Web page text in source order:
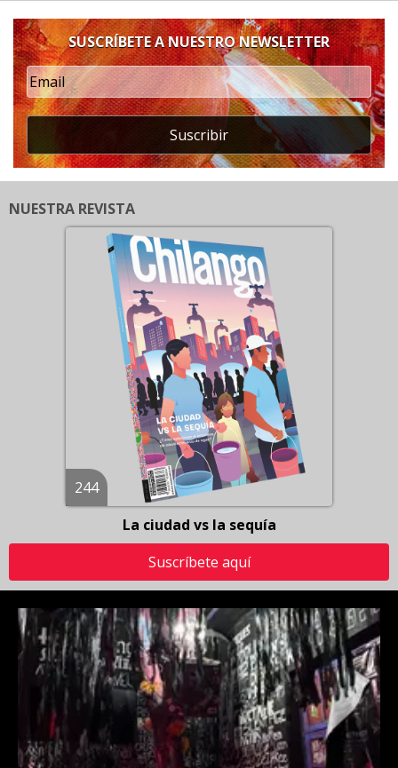
SUSCRÍBETE A NUESTRO NEWSLETTER
Suscribir
NUESTRA REVISTA
244
La ciudad vs la sequía
Suscríbete aquí